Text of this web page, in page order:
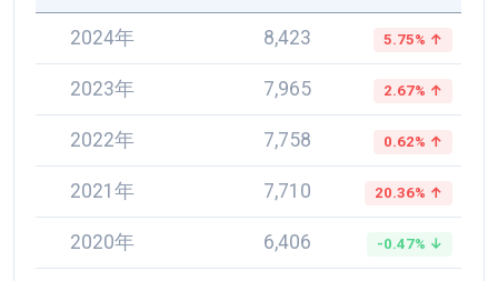
2024年 8,423 5.75% ↑
2023年 7,965 2.67% ↑
2022年 7,758 0.62% ↑
2021年 7,710 20.36% ↑
2020年 6,406 -0.47% ↓